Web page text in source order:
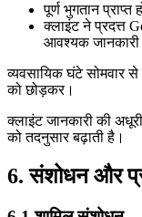
पूर्ण भुगतान प्राप्त
क्लाइंट ने प्रदत्त
आवश्यक जानकारी
व्यवसायिक घंटे सोमवार
को छोड़कर।
क्लाइंट जानकारी की
को तदनुसार बढ़ाती है।
6. संशोधन और